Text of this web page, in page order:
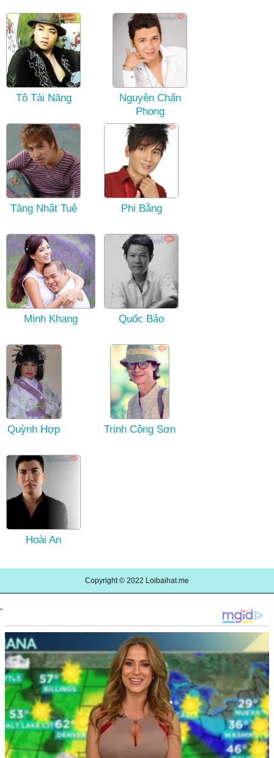
Tô Tài Năng
Nguyên Chấn
Phong
Tăng Nhật Tuệ Phi Bằng
Minh Khang Quốc Bảo
Quỳnh Hợp Trịnh Công Sơn
Hoài An
Copyright © 2022 Loibaihat.me